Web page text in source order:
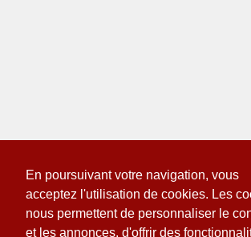
En poursuivant votre navigation, vous
acceptez l'utilisation de cookies. Les
nous permettent de personnaliser le
et les annonces, d'offrir des